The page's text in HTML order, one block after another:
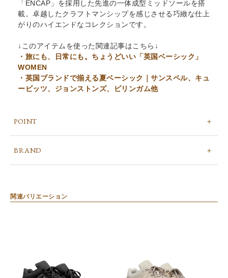
「ENCAP」を採用した先進の一体成型ミッドソールを搭
載。卓越したクラフトマンシップを感じさせる巧緻な仕上
がりのハイエンドなコレクションです。
↓このアイテムを使った関連記事はこちら↓
・旅にも、日常にも。ちょうどいい「英国ベーシック」
WOMEN
・英国ブランドで揃える夏ベーシック｜サンスペル、キュ
ービッツ、ジョンストンズ、ビリンガム他
POINT
BRAND
関連バリエーション